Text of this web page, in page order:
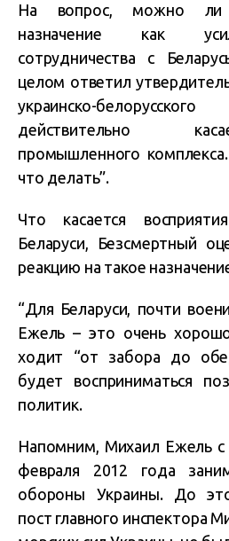
На вопрос, можно ли
назначение как
сотрудничества с
целом ответил
украинско-
действительно
промышленного
что делать”.
Что касается
Беларуси, Безсмертный
реакцию на такое
“Для Беларуси, почти
Ежель – это очень
ходит “от забора до
будет восприниматься
политик.
Напомним, Михаил Ежель с
февраля 2012 года
обороны Украины. До
пост главного инспектора